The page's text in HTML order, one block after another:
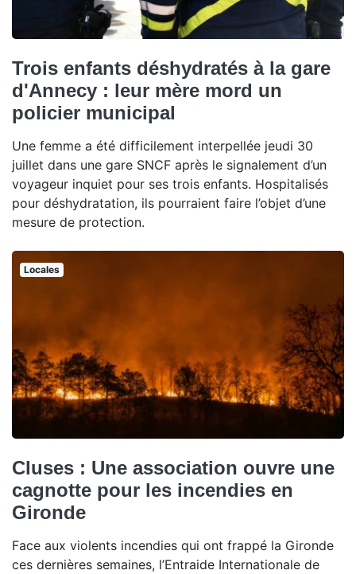
Trois enfants déshydratés à la gare
d'Annecy : leur mère mord un
policier municipal
Une femme a été difficilement interpellée jeudi 30
juillet dans une gare SNCF après le signalement d’un
voyageur inquiet pour ses trois enfants. Hospitalisés
pour déshydratation, ils pourraient faire l’objet d’une
mesure de protection.
Locales
Cluses : Une association ouvre une
cagnotte pour les incendies en
Gironde
Face aux violents incendies qui ont frappé la Gironde
ces dernières semaines, l’Entraide Internationale de